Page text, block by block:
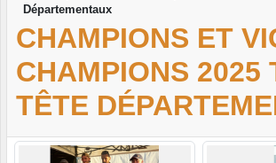
Départementaux
CHAMPIONS ET
CHAMPIONS 2025
TÊTE